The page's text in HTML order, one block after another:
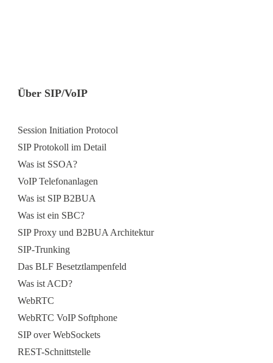
Über SIP/VoIP
Session Initiation Protocol
SIP Protokoll im Detail
Was ist SSOA?
VoIP Telefonanlagen
Was ist SIP B2BUA
Was ist ein SBC?
SIP Proxy und B2BUA Architektur
SIP-Trunking
Das BLF Besetztlampenfeld
Was ist ACD?
WebRTC
WebRTC VoIP Softphone
SIP over WebSockets
REST-Schnittstelle